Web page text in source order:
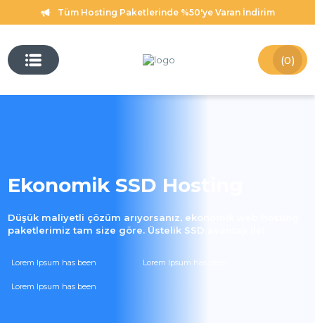
Tüm Hosting Paketlerinde %50'ye Varan İndirim
(0)
Ekonomik SSD Hosting
Düşük maliyetli çözüm arıyorsanız, ekonomik web hosting
paketlerimiz tam size göre. Üstelik SSD avantajı ile!
Lorem Ipsum has been Lorem Ipsum has been
Lorem Ipsum has been